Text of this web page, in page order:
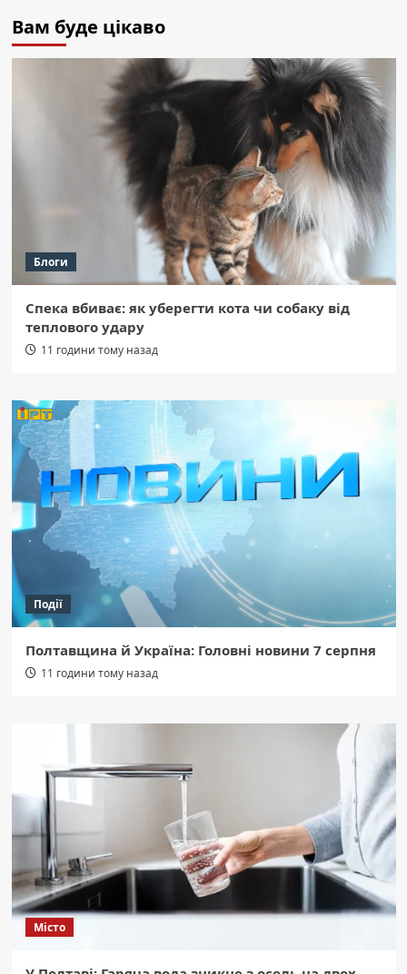
Вам буде цікаво
Блоги
Спека вбиває: як уберегти кота чи собаку від
теплового удару
11 години тому назад
Події
Полтавщина й Україна: Головні новини 7 серпня
11 години тому назад
Місто